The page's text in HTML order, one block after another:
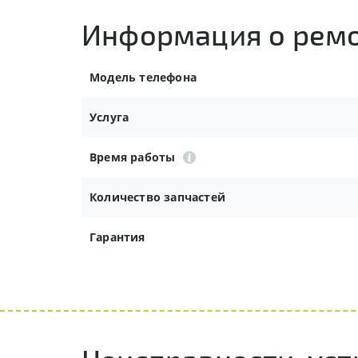
Информация о
Модель телефона
Услуга
Время работы
Количество запчастей
Гарантия